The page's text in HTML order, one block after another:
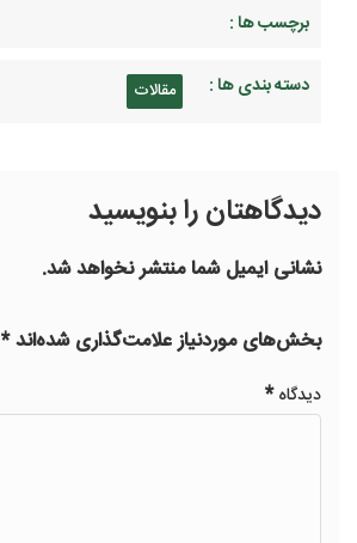
برچسب ها :
دسته بندی ها : مقالات
دیدگاهتان را بنویسید
نشانی ایمیل شما منتشر نخواهد شد.
بخش‌های موردنیاز علامت‌گذاری شده‌اند*
دیدگاه*